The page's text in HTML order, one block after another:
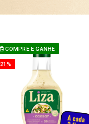
COMPRE E GANHE